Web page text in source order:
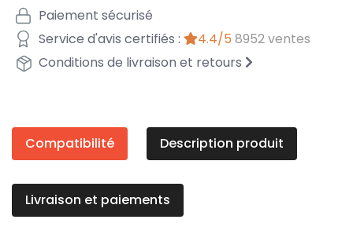
Paiement sécurisé
Service d'avis certifiés :
4.4/5 8952 ventes
Conditions de livraison et retours
Compatibilité Description produit
Livraison et paiements